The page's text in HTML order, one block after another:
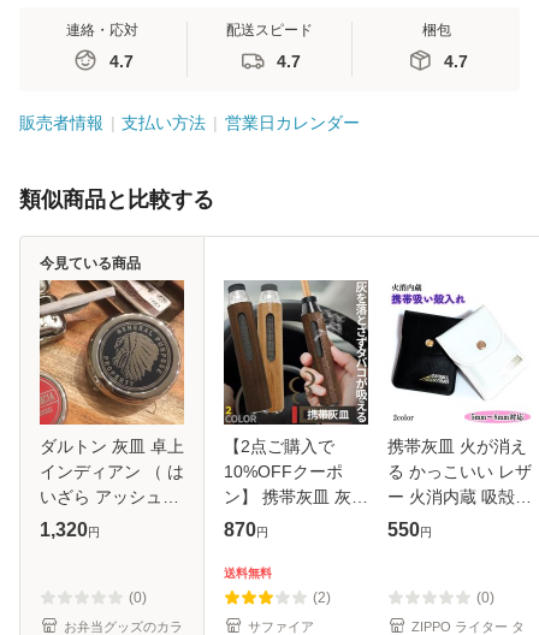
連絡・応対
4.7
配送スピード
4.7
梱包
4.7
販売者情報 支払い方法 営業日カレンダー
類似商品と比較する
ダルトン 灰皿 卓上
インディアン （ は
いざら アッシュト
レイ 携帯灰皿 タバ
ふた付き 携帯 ポー
タ
1,320円
(0)
お弁当グッズのカラ
今見ている商品
【2点ご購入で
10%OFFクーポ
ン】 携帯灰皿 灰が
落ちない 灰皿 ポー
レイ マウスピース
3種付き ケース付
き 持ち運び 車 ド
870円
送料無料
(2)
サファイア
携帯灰皿 火が消え
る かっこいい レザ
ー 火消内蔵 吸殻入
れ 選べる ホワイト
ュトレイ 軽い 便利
タ
550円
(0)
ZIPPO ライター タ